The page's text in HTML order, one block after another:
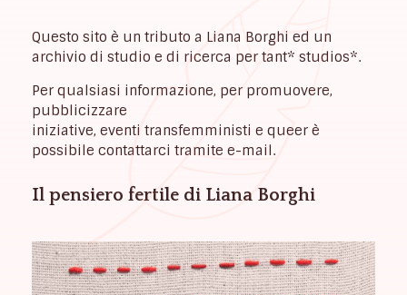
Questo sito è un tributo a Liana Borghi ed un
archivio di studio e di ricerca per tant* studios*.
Per qualsiasi informazione, per promuovere,
pubblicizzare
iniziative, eventi transfemministi e queer è
possibile contattarci tramite e-mail.
Il pensiero fertile di Liana Borghi